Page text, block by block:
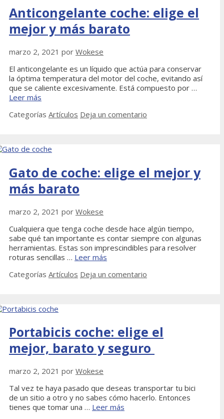
Anticongelante coche: elige el
mejor y más barato
marzo 2, 2021 por Wokese
El anticongelante es un líquido que actúa para conservar
la óptima temperatura del motor del coche, evitando así
que se caliente excesivamente. Está compuesto por …
Leer más
Categorías Artículos Deja un comentario
Gato de coche: elige el mejor y
más barato
marzo 2, 2021 por Wokese
Cualquiera que tenga coche desde hace algún tiempo,
sabe qué tan importante es contar siempre con algunas
herramientas. Estas son imprescindibles para resolver
roturas sencillas … Leer más
Categorías Artículos Deja un comentario
Portabicis coche: elige el
mejor, barato y seguro
marzo 2, 2021 por Wokese
Tal vez te haya pasado que deseas transportar tu bici
de un sitio a otro y no sabes cómo hacerlo. Entonces
tienes que tomar una … Leer más